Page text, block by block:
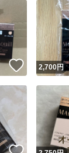
いいね！
2,700円
いいね！